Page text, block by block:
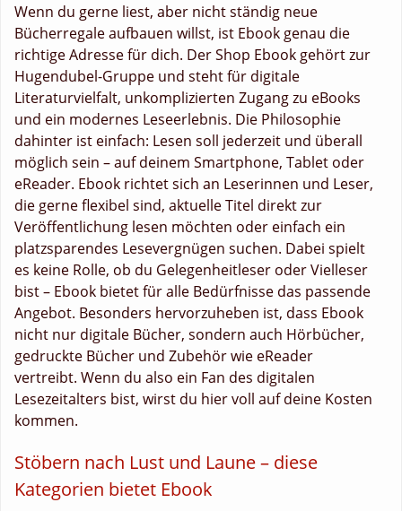
Wenn du gerne liest, aber nicht ständig neue
Bücherregale aufbauen willst, ist Ebook genau die
richtige Adresse für dich. Der Shop Ebook gehört zur
Hugendubel-Gruppe und steht für digitale
Literaturvielfalt, unkomplizierten Zugang zu eBooks
und ein modernes Leseerlebnis. Die Philosophie
dahinter ist einfach: Lesen soll jederzeit und überall
möglich sein – auf deinem Smartphone, Tablet oder
eReader. Ebook richtet sich an Leserinnen und Leser,
die gerne flexibel sind, aktuelle Titel direkt zur
Veröffentlichung lesen möchten oder einfach ein
platzsparendes Lesevergnügen suchen. Dabei spielt
es keine Rolle, ob du Gelegenheitleser oder Vielleser
bist – Ebook bietet für alle Bedürfnisse das passende
Angebot. Besonders hervorzuheben ist, dass Ebook
nicht nur digitale Bücher, sondern auch Hörbücher,
gedruckte Bücher und Zubehör wie eReader
vertreibt. Wenn du also ein Fan des digitalen
Lesezeitalters bist, wirst du hier voll auf deine Kosten
kommen.
Stöbern nach Lust und Laune – diese
Kategorien bietet Ebook